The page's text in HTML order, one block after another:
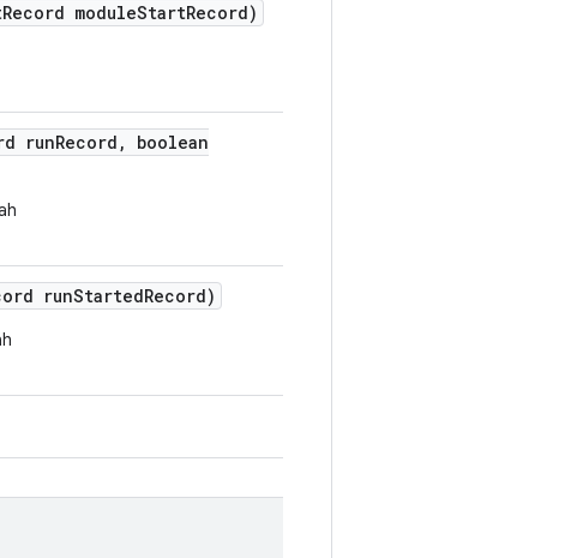
Record moduleStartRecord)
runRecord ,
boolean
runStartedRecord)